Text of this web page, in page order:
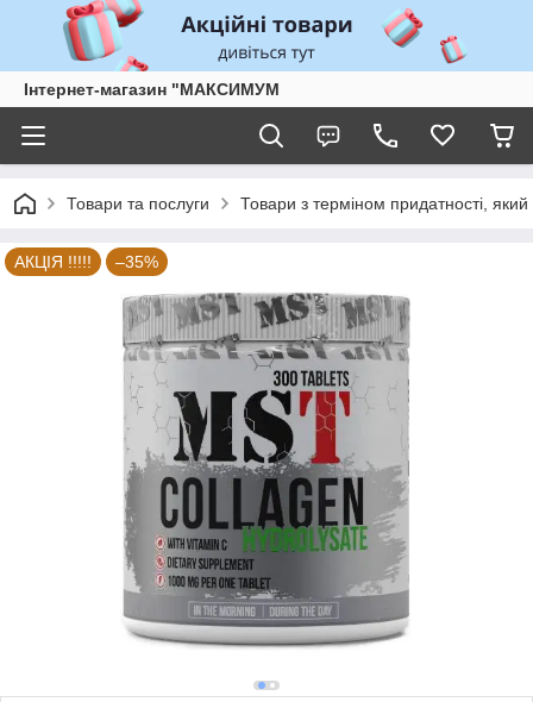
Інтернет-магазин "МАКСИМУМ
Товари та послуги Товари з терміном придатності, який
АКЦІЯ !!!!! –35%